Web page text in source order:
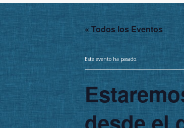
« Todos los Eventos
Este evento ha pasado.